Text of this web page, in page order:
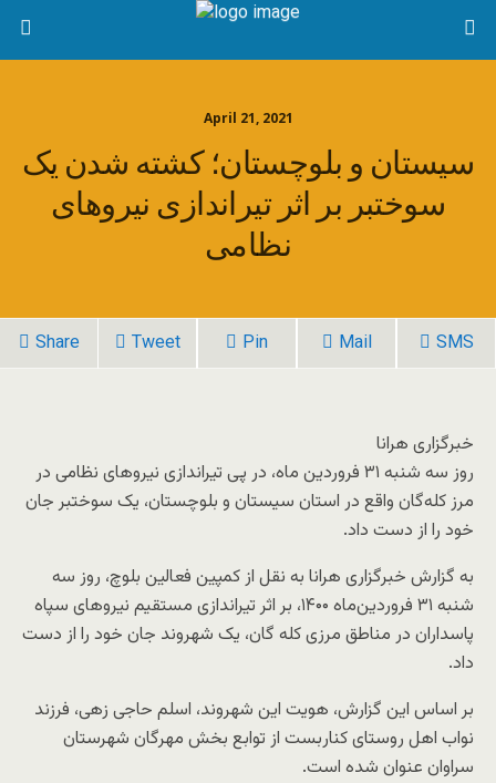
April 21, 2021
سیستان و بلوچستان؛ کشته شدن یک
سوختبر بر اثر تیراندازی نیروهای
نظامی
Share Tweet Pin Mail SMS
خبرگزاری هرانا
روز سه شنبه ۳۱ فروردین ماه، در پی تیراندازی نیروهای نظامی در
مرز کله‌گان واقع در استان سیستان و بلوچستان، یک سوختبر جان
خود را از دست داد.
به گزارش خبرگزاری هرانا به نقل از کمپین فعالین بلوچ، روز سه
شنبه ۳۱ فروردین‌ماه ۱۴۰۰، بر اثر تیراندازی مستقیم نیروهای سپاه
پاسداران در مناطق مرزی کله گان، یک شهروند جان خود را از دست
داد.
بر اساس این گزارش، هویت این شهروند، اسلم حاجی زهی، فرزند
نواب اهل روستای کناربست از توابع بخش مهرگان شهرستان
سراوان عنوان شده است.